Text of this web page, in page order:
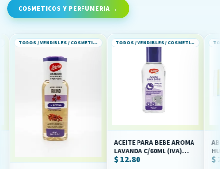
COSMETICOS Y PERFUMERIA
TODOS / VENDIBLES / COSMETICOS Y PERFUMERIA TODOS / VENDIBLES / COSMETICOS Y PERFUMERIA
ACEITE PARA BEBE AROMA
LAVANDA C/60ML (IVA)
(JALOMA)
$ 12.80
C/120
$ 23.25